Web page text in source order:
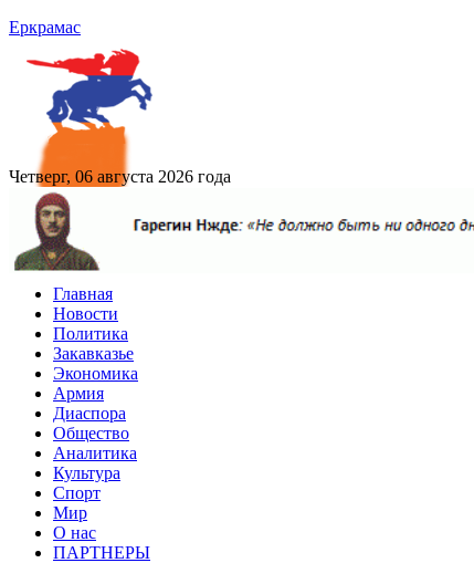
Еркрамас
Четверг, 06 августа 2026 года
Главная
Новости
Политика
Закавказье
Экономика
Армия
Диаспора
Общество
Аналитика
Культура
Спорт
Мир
О нас
ПАРТНЕРЫ